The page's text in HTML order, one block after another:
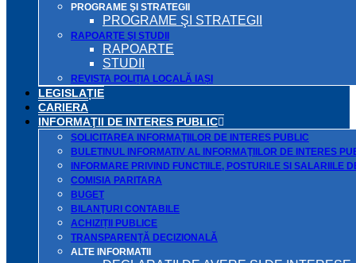
PROGRAME ŞI STRATEGII
PROGRAME ŞI STRATEGII
RAPOARTE ŞI STUDII
RAPOARTE
STUDII
REVISTA POLIȚIA LOCALĂ IAȘI
LEGISLAȚIE
CARIERA
INFORMAŢII DE INTERES PUBLIC
SOLICITAREA INFORMAŢIILOR DE INTERES PUBLIC
BULETINUL INFORMATIV AL INFORMAŢIILOR DE INTERES
INFORMARE PRIVIND FUNCTIILE, POSTURILE SI
COMISIA PARITARA
BUGET
BILANŢURI CONTABILE
ACHIZIȚII PUBLICE
TRANSPARENȚĂ DECIZIONALĂ
ALTE INFORMATII